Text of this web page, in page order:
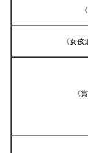
《女孩
《